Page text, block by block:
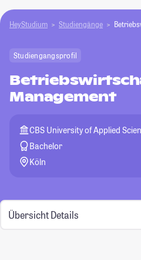
HeyStudium Studiengänge
Studiengangsprofil
Management
CBS University of Applied
Bachelor
Köln
Übersicht Details